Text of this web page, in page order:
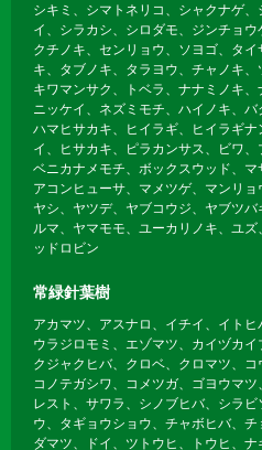
シキミ、シマトネリコ、シャクナゲ
イ、シラカシ、シロダモ、ジンチョ
クチノキ、センリョウ、ソヨゴ、タ
キ、タブノキ、タラヨウ、チャノキ
キワマンサク、トベラ、ナナミノキ、
ニッケイ、ネズミモチ、ハイノキ、バ
ハマヒサカキ、ヒイラギ、ヒイラギ
イ、ヒサカキ、ピラカンサス、ビワ、
ベニカナメモチ、ボックスウッド、
アコンヒューサ、マメツゲ、マンリョ
ヤシ、ヤツデ、ヤブコウジ、ヤブツ
ルマ、ヤマモモ、ユーカリノキ、ユ
ッドロビン
常緑針葉樹
アカマツ、アスナロ、イチイ、イトヒ
ウラジロモミ、エゾマツ、カイヅカイ
クジャクヒバ、クロベ、クロマツ、コ
コノテガシワ、コメツガ、ゴヨウマ
レスト、サワラ、シノブヒバ、シラ
ウ、タギョウショウ、チャボヒバ、
ダマツ、ドイ、ツトウヒ、トウヒ、